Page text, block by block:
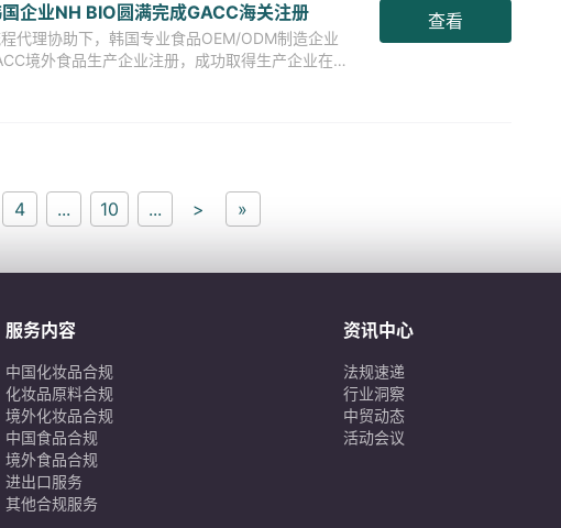
企业NH BIO圆满完成GACC海关注册
代理协助下，韩国专业食品OEM/ODM制造企业
境外食品生产企业注册，成功取得生产企业在华
查看
4 ... 10 ... > »
服务内容
中国化妆品合规
化妆品原料合规
境外化妆品合规
中国食品合规
境外食品合规
进出口服务
其他合规服务
资讯中心
法规速递
行业洞察
中贸动态
活动会议